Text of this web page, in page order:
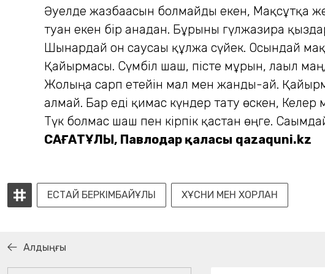
Әуелде жазбағасын болмайды екен, Мақсұтқа
туған екен бір анадан. Бұрынғы гүлжазира
Шынардай он саусағы құлжа сүйек. Осындай
Қайырмасы. Сүмбіл шаш, пісте мұрын, лағыл
Жолыңа сарп етейін мал мен жанды-ай.
алмай. Бар еді қимас күндер тату өскен,
Түк болмас шаш пен кірпік қастан өңге.
САҒАТҰЛЫ, Павлодар қаласы qazaquni.kz
ЕСТАЙ БЕРКІМБАЙҰЛЫ ХҰСНИ МЕН ХОРЛАН
Алдыңғы